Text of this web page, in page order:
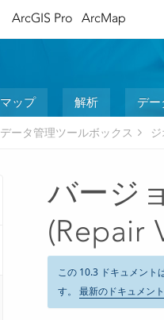
ArcGIS Pro ArcMap
マップ 解析 デ
データ管理ツールボックス
バージ
(Repair
この 10.3 ドキュメント
す。 最新のドキュメン